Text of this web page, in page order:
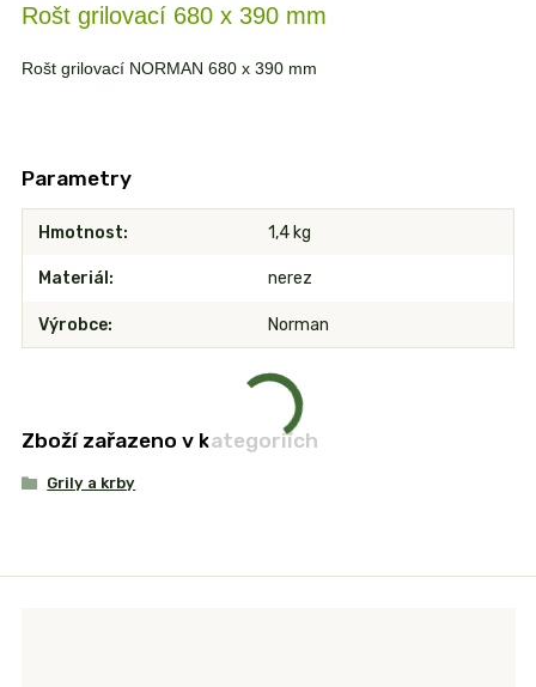
Rošt grilovací 680 x 390 mm
Rošt grilovací NORMAN 680 x 390 mm
Parametry
Hmotnost 1,4 kg
Materiál nerez
Výrobce Norman
Zboží zařazeno v kategoriích
Grily a krby